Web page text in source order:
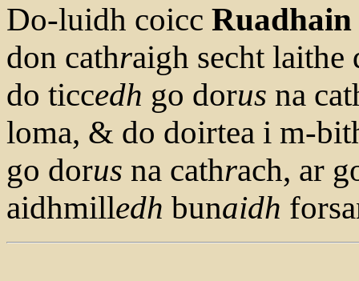
Do-luidh coicc Ruadhain
don cathraigh secht
do ticcedh go dorus na
loma, & do doirtea i m-
go dorus na cathrach, ar
aidhmilledh bunaidh